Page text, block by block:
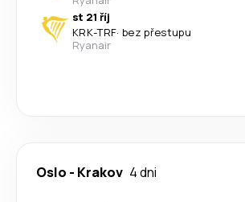
st 21 říj
KRK-TRF· bez přestupu
Ryanair
Oslo - Krakov 4 dni